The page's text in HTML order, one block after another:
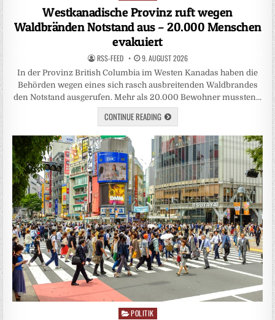
in
Westkanadische Provinz ruft wegen
Waldbränden Notstand aus – 20.000 Menschen
evakuiert
RSS-FEED 9. AUGUST 2026
In der Provinz British Columbia im Westen Kanadas haben die
Behörden wegen eines sich rasch ausbreitenden Waldbrandes
den Notstand ausgerufen. Mehr als 20.000 Bewohner mussten…
CONTINUE READING
Posted
POLITIK